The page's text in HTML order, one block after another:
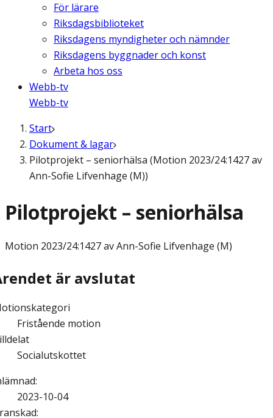
För lärare
Riksdagsbiblioteket
Riksdagens myndigheter och nämnder
Riksdagens byggnader och konst
Arbeta hos oss
Webb-tv
Webb-tv
Start
Dokument & lagar
Pilotprojekt – seniorhälsa (Motion 2023/24:1427 av
Ann-Sofie Lifvenhage (M))
Pilotprojekt – seniorhälsa
Motion 2023/24:1427 av Ann-Sofie Lifvenhage (M)
är avslutat
Fristående motion
Socialutskottet
:
2023-10-04
: